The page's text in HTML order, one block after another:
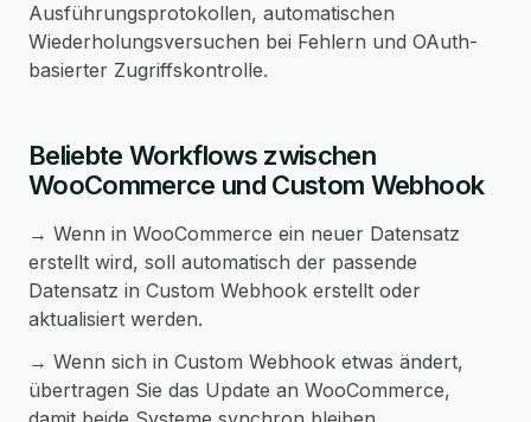
Ausführungsprotokollen, automatischen
Wiederholungsversuchen bei Fehlern und OAuth-
basierter Zugriffskontrolle.
Beliebte Workflows zwischen
WooCommerce und Custom Webhook
→ Wenn in WooCommerce ein neuer Datensatz
erstellt wird, soll automatisch der passende
Datensatz in Custom Webhook erstellt oder
aktualisiert werden.
→ Wenn sich in Custom Webhook etwas ändert,
übertragen Sie das Update an WooCommerce,